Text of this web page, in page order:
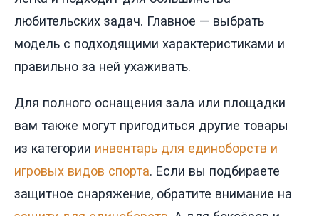
любительских задач. Главное — выбрать
модель с подходящими характеристиками и
правильно за ней ухаживать.
Для полного оснащения зала или площадки
вам также могут пригодиться другие товары
из категории инвентарь для единоборств и
игровых видов спорта. Если вы подбираете
защитное снаряжение, обратите внимание на